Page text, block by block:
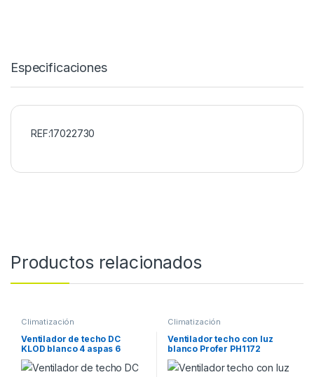
Especificaciones
REF:17022730
Productos relacionados
Climatización
Ventilador de techo DC
KLOD blanco 4 aspas 6
vel.117d control remoto y
temporizador
Climatización
Ventilador techo con luz
blanco Profer PH1172